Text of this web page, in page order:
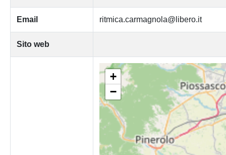
Email ritmica.carmagnola@libero.it
Sito web
+
−